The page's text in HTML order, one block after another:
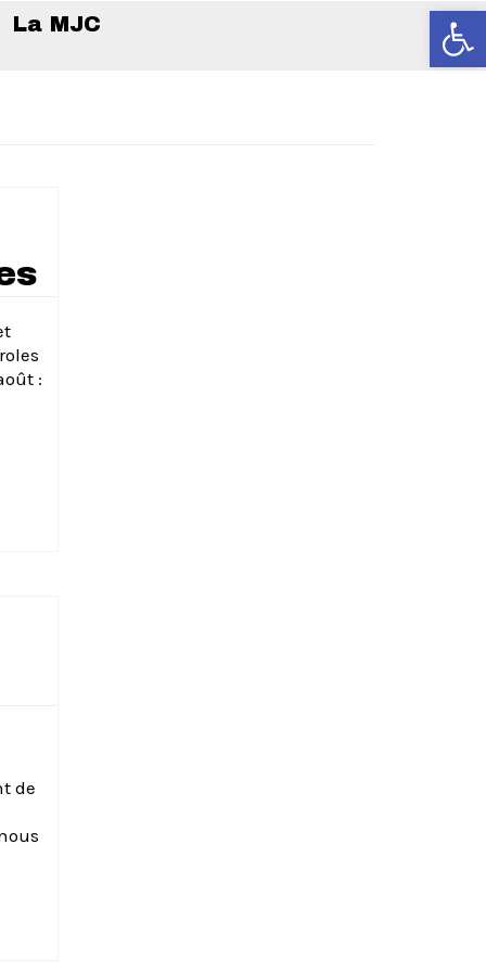
Ouvrir
La MJC
:
de